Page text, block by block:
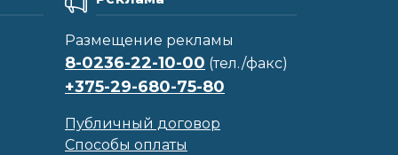
Размещение рекламы
8-0236-22-10-00 (тел./факс)
+375-29-680-75-80
Публичный договор
Способы оплаты